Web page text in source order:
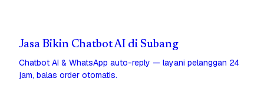
Jasa Bikin Chatbot AI di Subang
Chatbot AI & WhatsApp auto-reply — layani pelanggan 24
jam, balas order otomatis.